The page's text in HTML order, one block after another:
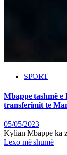
SPORT
Mbappe tashmë
transferimit te
05/05/2023
Kylian Mbappe ka
Lexo më shumë